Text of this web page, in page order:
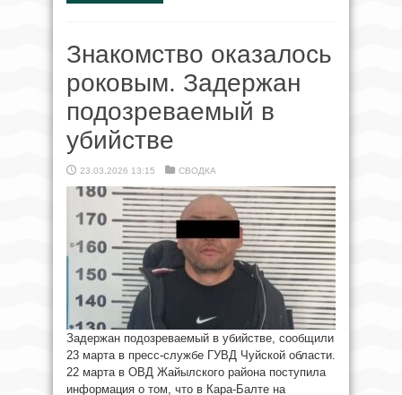
Знакомство оказалось
роковым. Задержан
подозреваемый в
убийстве
23.03.2026 13:15 СВОДКА
Задержан подозреваемый в убийстве, сообщили
23 марта в пресс-службе ГУВД Чуйской области.
22 марта в ОВД Жайылского района поступила
информация о том, что в Кара-Балте на